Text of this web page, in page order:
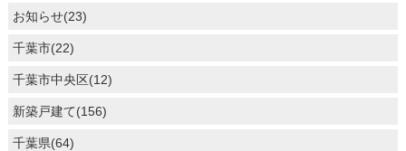
お知らせ(23)
千葉市(22)
千葉市中央区(12)
新築戸建て(156)
千葉県(64)